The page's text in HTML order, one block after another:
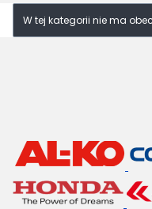
Lista produktów
W tej kategorii nie ma